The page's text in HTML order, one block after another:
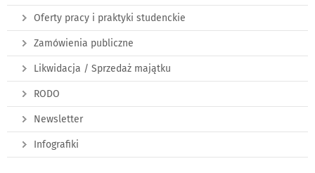
Oferty pracy i praktyki studenckie
Zamówienia publiczne
Likwidacja / Sprzedaż majątku
RODO
Newsletter
Infografiki